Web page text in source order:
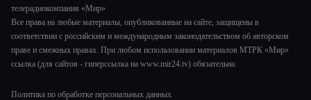
Сад и огород
Предварительный диагноз
Пять причин поехать в...
телерадиокомпания «Мир»
Все права на любые материалы, опубликованные на сайте, защищены в
соответствии с российским и международным законодательством об авторском
праве и смежных правах. При любом использовании материалов МТРК «Мир»
ссылка (для сайтов - гиперссылка на www.mir24.tv) обязательна.
Политика по обработке персональных данных